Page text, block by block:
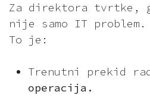
Za direktora tvrtke,
nije samo IT problem.
To je:
Trenutni prekid
operacija.